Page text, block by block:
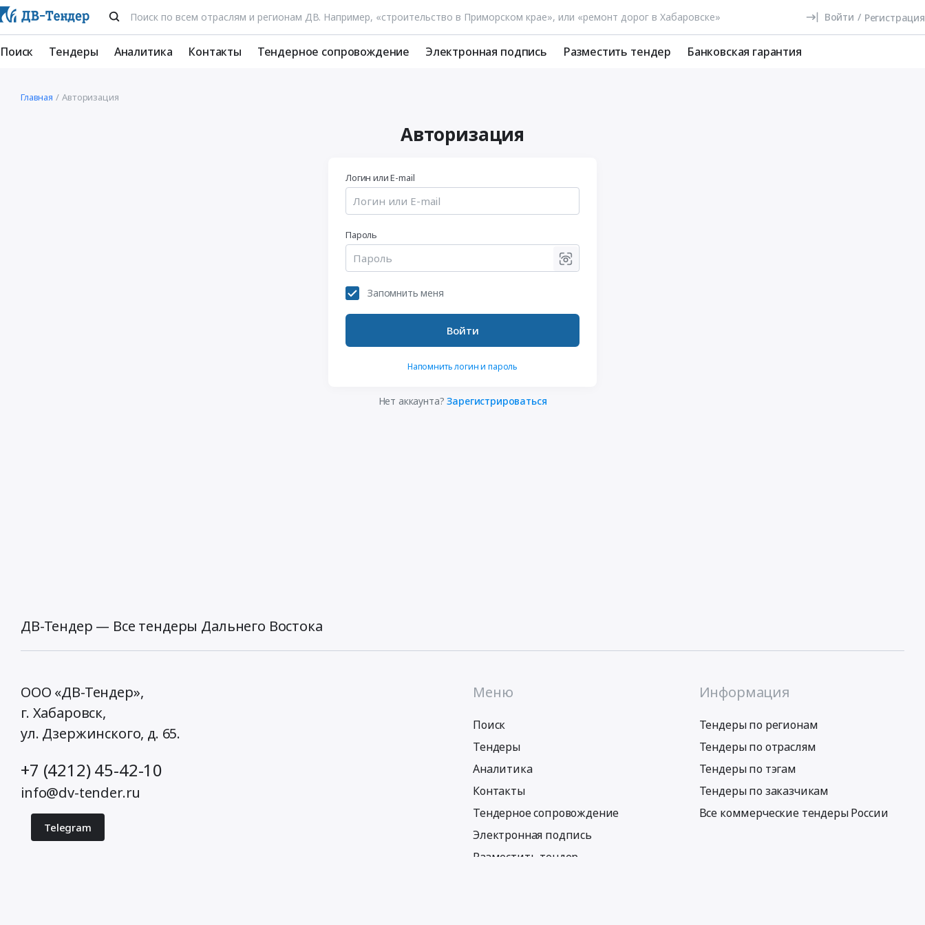
Войти / Регистрация
Поиск Тендеры Аналитика Контакты Тендерное сопровождение Электронная подпись Разместить тендер Банковская гарантия
Главная Авторизация
Авторизация
Логин или E-mail
Пароль
Запомнить меня
Войти
Напомнить логин и пароль
Нет аккаунта?Зарегистрироваться
ДВ-Тендер — Все тендеры Дальнего Востока
ООО «ДВ-Тендер»,
г. Хабаровск,
ул. Дзержинского, д. 65.
+7 (4212) 45-42-10
info@dv-tender.ru
Telegram
Меню
Поиск
Тендеры
Аналитика
Контакты
Тендерное сопровождение
Электронная подпись
Разместить тендер
Информация
Тендеры по регионам
Тендеры по отраслям
Тендеры по тэгам
Тендеры по заказчикам
Все коммерческие тендеры России